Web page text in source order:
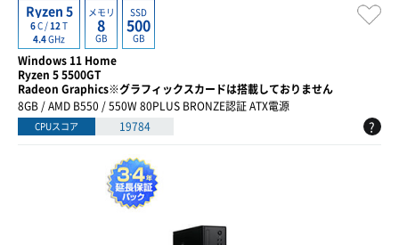
Ryzen 5
6C /12T
4.4GHz
メモリ
8
GB
SSD
500
GB
Windows 11 Home
Ryzen 5 5500GT
Radeon Graphics※グラフィックスカードは搭載しておりません
8GB / AMD B550 / 550W 80PLUS BRONZE認証 ATX電源
CPUスコア 19784 ?